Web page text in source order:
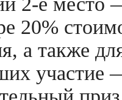
20%
а также
участие